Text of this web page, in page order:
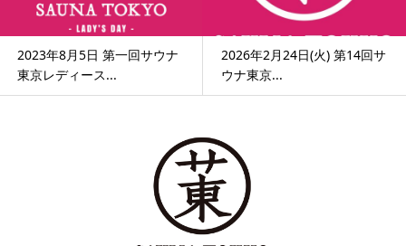
2023年8月5日 第一回サウナ
東京レディース...
2026年2月24日(火) 第14回サ
ウナ東京...